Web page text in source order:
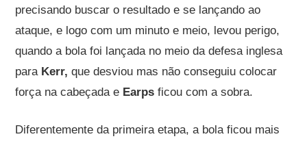
precisando buscar o resultado e se lançando ao
ataque, e logo com um minuto e meio, levou perigo,
quando a bola foi lançada no meio da defesa inglesa
para Kerr,que desviou mas não conseguiu colocar
força na cabeçada e Earpsficou com a sobra.
Diferentemente da primeira etapa, a bola ficou mais